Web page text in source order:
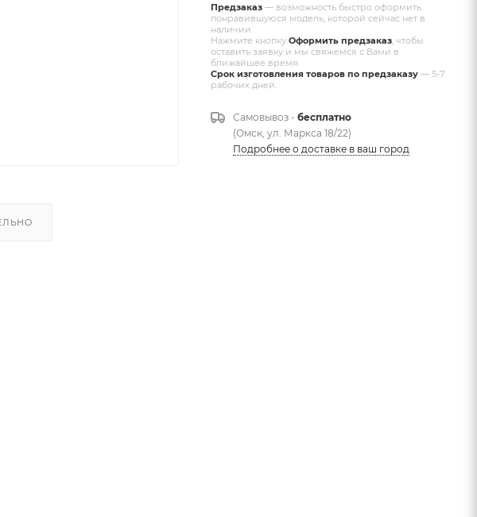
Предзаказ — возможность быстро оформить
понравившуюся модель, которой сейчас нет в
наличии.
Нажмите кнопку Оформить предзаказ , чтобы
оставить заявку и мы свяжемся с Вами в
ближайшее время.
Срок изготовления товаров по предзаказу — 5-7
рабочих дней.
Самовывоз - бесплатно
(Омск, ул. Маркса 18/22)
Подробнее о доставке в ваш город